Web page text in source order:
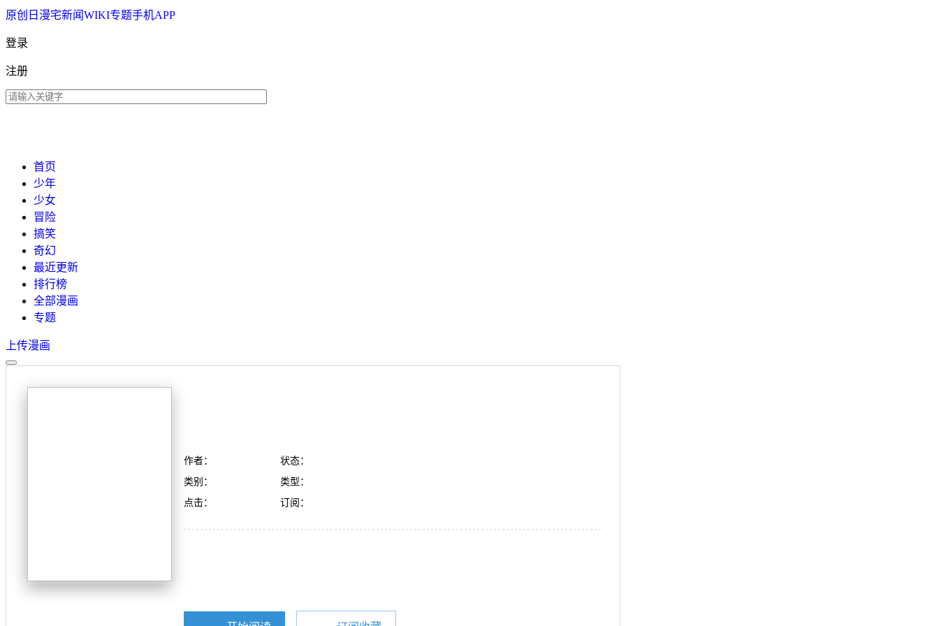
原创 日漫宅新闻WIKI专题手机APP
登录
注册
首页
少年
少女
冒险
搞笑
奇幻
最近更新
排行榜
全部漫画
专题
上传漫画
作者：
状态：
类别：
类型：
点击：
订阅：